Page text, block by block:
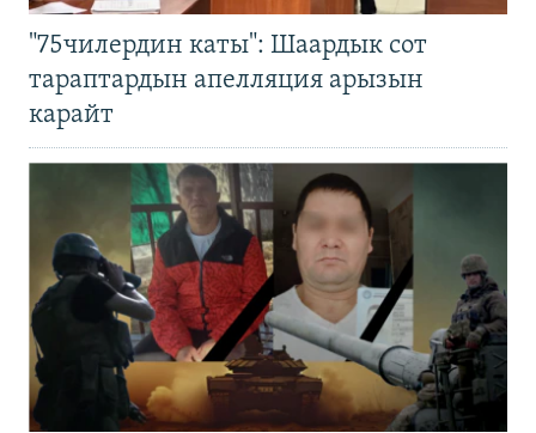
"75чилердин каты": Шаардык сот
тараптардын апелляция арызын
карайт